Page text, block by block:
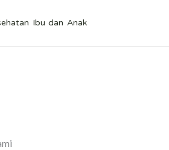
Ibu dan Anak